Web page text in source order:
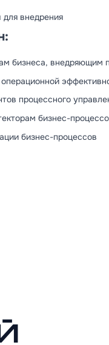
внедрения
бизнеса, внедряющим
процессного
бизнес-
бизнес-процессов